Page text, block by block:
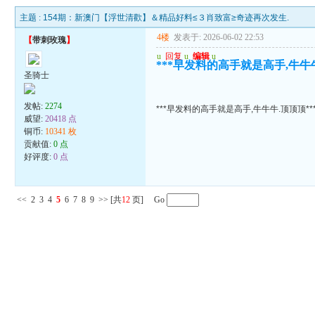
主题 : 154期：新澳门【浮世清歡】＆精品好料≤３肖致富≥奇迹再次发生.
【带刺玫瑰】
圣骑士
发帖:2274
威望:20418 点
铜币: 10341 枚
贡献值:0 点
好评度:0 点
4楼 发表于: 2026-06-02 22:53
u 回复 u 编辑 u
***早发料的高手就是高手,牛
***早发料的高手就是高手,牛牛牛.顶顶顶
<< 2 3 4 5 6 7 8 9 >> [共12 页] Go